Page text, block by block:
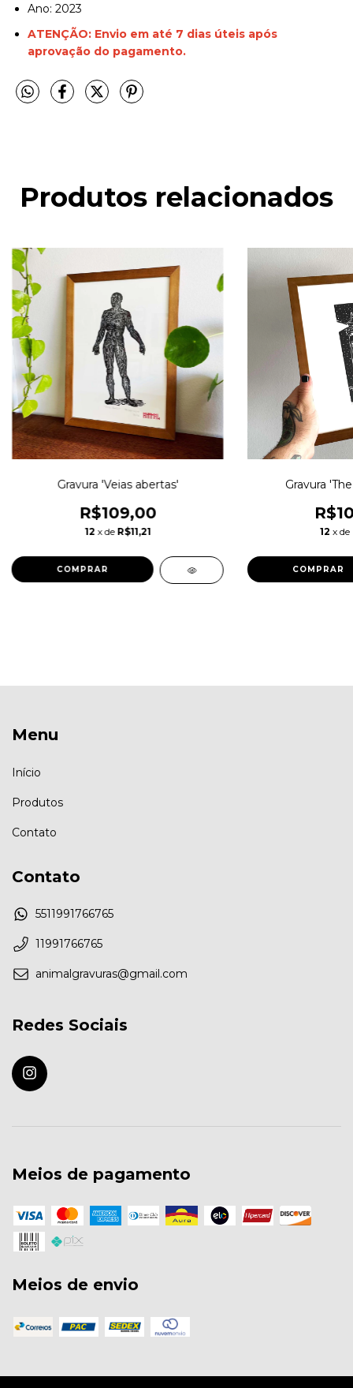
Ano: 2023
ATENÇÃO: Envio em até 7 dias úteis após
aprovação do pagamento.
Produtos relacionados
Gravura 'Veias abertas'
R$109,00
12 x de R$11,21
COMPRAR
Gravura
12 x de
COMPRAR
Menu
Início
Produtos
Contato
Contato
5511991766765
11991766765
animalgravuras@gmail.com
Redes Sociais
Meios de pagamento
Meios de envio